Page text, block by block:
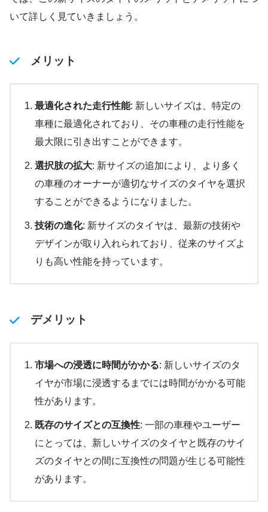
いて詳しく見ていきましょう。
メリット
最適化された走行性能: 新しいサイズは、特定の
車種に最適化されており、その車種の走行性能を
最大限に引き出すことができます。
選択肢の拡大: 新サイズの追加により、より多く
の車種のオーナーが適切なサイズのタイヤを選択
することができるようになりました。
技術の進化: 新サイズのタイヤは、最新の技術や
デザインが取り入れられており、従来のサイズよ
りも高い性能を持っています。
デメリット
市場への浸透に時間がかかる: 新しいサイズのタ
イヤが市場に浸透するまでには時間がかかる可能
性があります。
既存のサイズとの互換性: 一部の車種やユーザー
にとっては、新しいサイズのタイヤと既存のサイ
ズのタイヤとの間に互換性の問題が生じる可能性
があります。